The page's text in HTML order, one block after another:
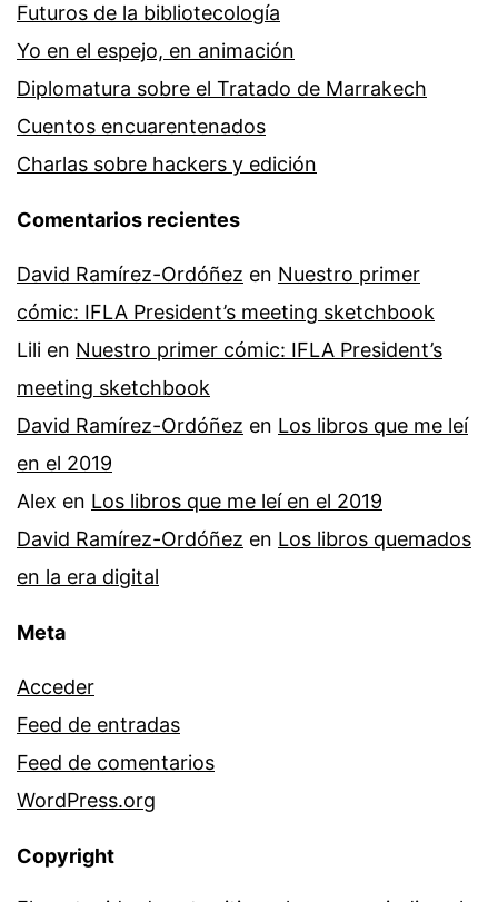
Futuros de la bibliotecología
Yo en el espejo, en animación
Diplomatura sobre el Tratado de Marrakech
Cuentos encuarentenados
Charlas sobre hackers y edición
Comentarios recientes
David Ramírez-Ordóñez en Nuestro primer
cómic: IFLA President’s meeting sketchbook
Lili en Nuestro primer cómic: IFLA President’s
meeting sketchbook
David Ramírez-Ordóñez en Los libros que me leí
en el 2019
Alex en Los libros que me leí en el 2019
David Ramírez-Ordóñez en Los libros quemados
en la era digital
Meta
Acceder
Feed de entradas
Feed de comentarios
WordPress.org
Copyright